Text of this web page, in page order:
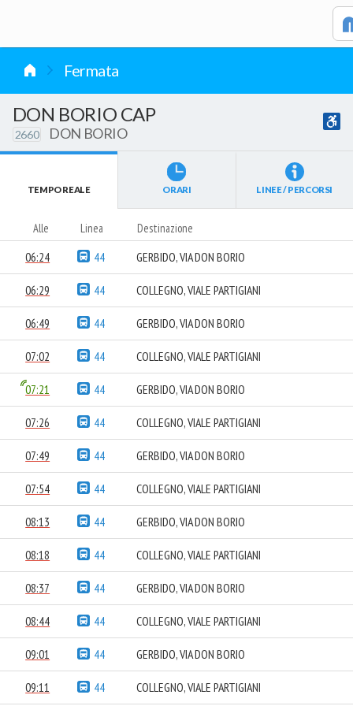
Fermata
DON BORIO CAP
2660 DON BORIO
TEMPO REALE ORARI LINEE / PERCORSI
Alle Linea Destinazione
06:24 44 GERBIDO, VIA DON BORIO
06:29 44 COLLEGNO, VIALE PARTIGIANI
06:49 44 GERBIDO, VIA DON BORIO
07:02 44 COLLEGNO, VIALE PARTIGIANI
07:21 44 GERBIDO, VIA DON BORIO
07:26 44 COLLEGNO, VIALE PARTIGIANI
07:49 44 GERBIDO, VIA DON BORIO
07:54 44 COLLEGNO, VIALE PARTIGIANI
08:13 44 GERBIDO, VIA DON BORIO
08:18 44 COLLEGNO, VIALE PARTIGIANI
08:37 44 GERBIDO, VIA DON BORIO
08:44 44 COLLEGNO, VIALE PARTIGIANI
09:01 44 GERBIDO, VIA DON BORIO
09:11 44 COLLEGNO, VIALE PARTIGIANI